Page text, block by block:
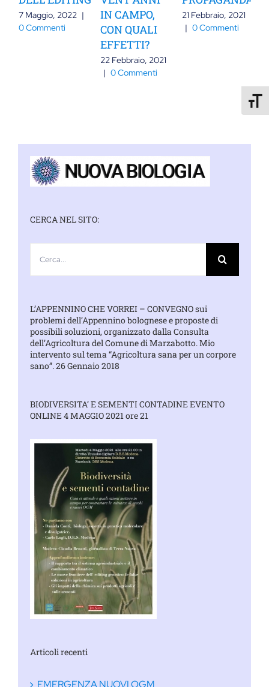
7 Maggio, 2022 |
0 Commenti
IN CAMPO,
CON QUALI
EFFETTI?
22 Febbraio, 2021
| 0 Commenti
21 Febbraio, 2021
| 0 Commenti
CERCA NEL SITO:
L’APPENNINO CHE VORREI – CONVEGNO sui
problemi dell’Appennino bolognese e proposte di
possibili soluzioni, organizzato dalla Consulta
dell’Agricoltura del Comune di Marzabotto. Mio
intervento sul tema “Agricoltura sana per un corpore
sano”. 26 Gennaio 2018
BIODIVERSITA’ E SEMENTI CONTADINE EVENTO
ONLINE 4 MAGGIO 2021 ore 21
Articoli recenti
EMERGENZA NUOVI OGM